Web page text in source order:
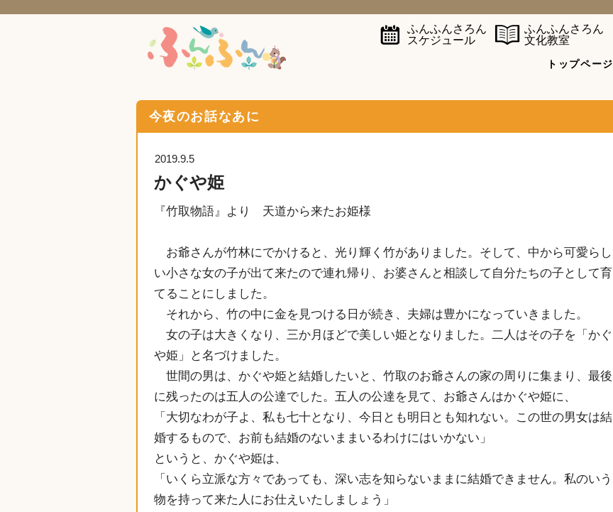
ふんふんさろん
スケジュール
ふんふんさろん
文化教室
トップページ
今夜のお話なあに
2019.9.5
かぐや姫
『竹取物語』より 天道から来たお姫様
お爺さんが竹林にでかけると、光り輝く竹がありました。そして、中から可愛らし
い小さな女の子が出て来たので連れ帰り、お婆さんと相談して自分たちの子として育
てることにしました。
それから、竹の中に金を見つける日が続き、夫婦は豊かになっていきました。
女の子は大きくなり、三か月ほどで美しい姫となりました。二人はその子を「かぐ
や姫」と名づけました。
世間の男は、かぐや姫と結婚したいと、竹取のお爺さんの家の周りに集まり、最後
に残ったのは五人の公達でした。五人の公達を見て、お爺さんはかぐや姫に、
「大切なわが子よ、私も七十となり、今日とも明日とも知れない。この世の男女は結
婚するもので、お前も結婚のないままいるわけにはいかない」
というと、かぐや姫は、
「いくら立派な方々であっても、深い志を知らないままに結婚できません。私のいう
物を持って来た人にお仕えいたしましょう」